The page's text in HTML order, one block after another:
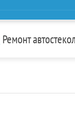
Ремонт автостекол